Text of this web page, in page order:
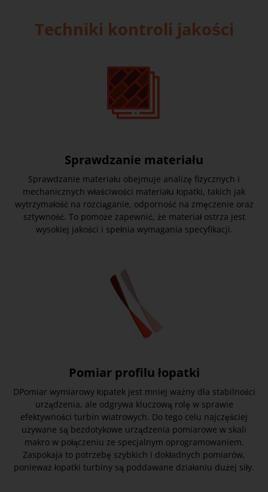
Techniki kontroli jakości
Sprawdzanie materiału
Sprawdzanie materiału obejmuje analizę fizycznych i
mechanicznych właściwości materiału łopatki, takich jak
wytrzymałość na rozciąganie, odporność na zmęczenie oraz
sztywność. To pomoże zapewnić, że materiał ostrza jest
wysokiej jakości i spełnia wymagania specyfikacji.
Pomiar profilu łopatki
DPomiar wymiarowy łopatek jest mniej ważny dla stabilności
urządzenia, ale odgrywa kluczową rolę w sprawie
efektywności turbin wiatrowych. Do tego celu najczęściej
używane są bezdotykowe urządzenia pomiarowe w skali
makro w połączeniu ze specjalnym oprogramowaniem.
Zaspokaja to potrzebę szybkich i dokładnych pomiarów,
ponieważ łopatki turbiny są poddawane działaniu dużej siły.